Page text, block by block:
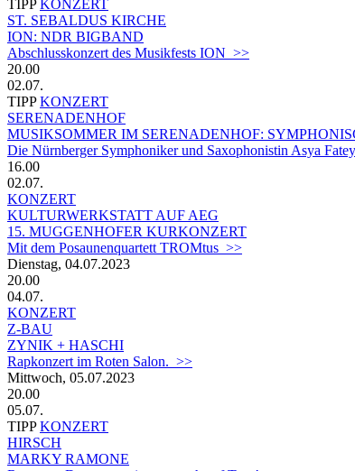
TIPP KONZERT
ST. SEBALDUS KIRCHE
ION: NDR BIGBAND
Abschlusskonzert des Musikfests ION >>
20.00
02.07.
TIPP KONZERT
SERENADENHOF
MUSIKSOMMER IM SERENADENHOF:
Die Nürnberger Symphoniker und Saxophonistin Asya
16.00
02.07.
KONZERT
KULTURWERKSTATT AUF AEG
15. MUGGENHOFER KURKONZERT
Mit dem Posaunenquartett TROMtus >>
Dienstag, 04.07.2023
20.00
04.07.
KONZERT
Z-BAU
ZYNIK + HASCHI
Rapkonzert im Roten Salon. >>
Mittwoch, 05.07.2023
20.00
05.07.
TIPP KONZERT
HIRSCH
MARKY RAMONE